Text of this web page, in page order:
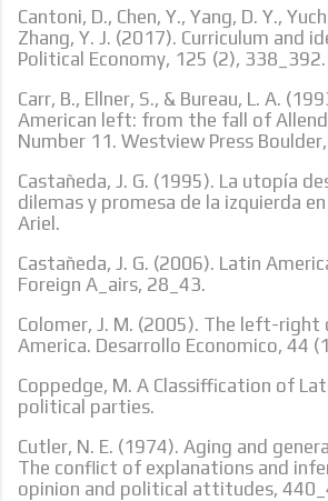
Cantoni, D., Chen, Y., Yang, D. Y.,
Zhang, Y. J. (2017). Curriculum and
Political Economy, 125 (2), 338_392.
Carr, B., Ellner, S., & Bureau, L. A.
American left: from the fall of
Number 11. Westview Press Boulder,
Castañeda, J. G. (1995). La utopía
dilemas y promesa de la izquierda
Ariel.
Castañeda, J. G. (2006). Latin
Foreign A_airs, 28_43.
Colomer, J. M. (2005). The left-right
America. Desarrollo Economico, 44
Coppedge, M. A Classiffication of
political parties.
Cutler, N. E. (1974). Aging and
The conflict of explanations and
opinion and political attitudes,